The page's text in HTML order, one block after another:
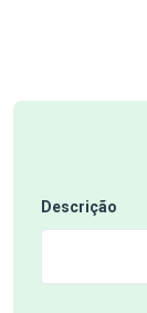
Descrição